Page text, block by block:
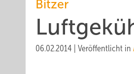
Bitzer
06.02.2014 Veröffentlicht in